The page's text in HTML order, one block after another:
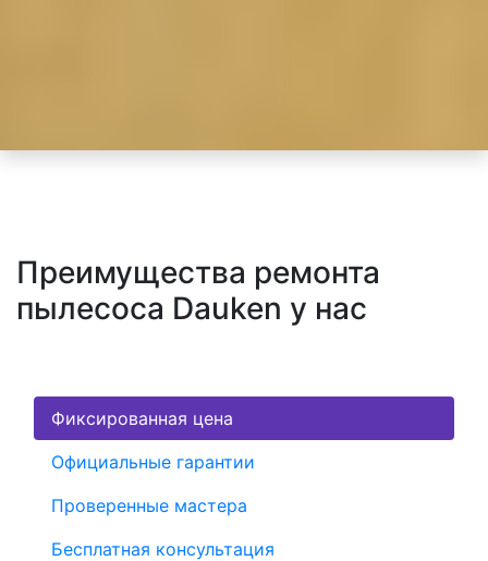
Преимущества ремонта
пылесоса Dauken у нас
Фиксированная цена
Официальные гарантии
Проверенные мастера
Бесплатная консультация